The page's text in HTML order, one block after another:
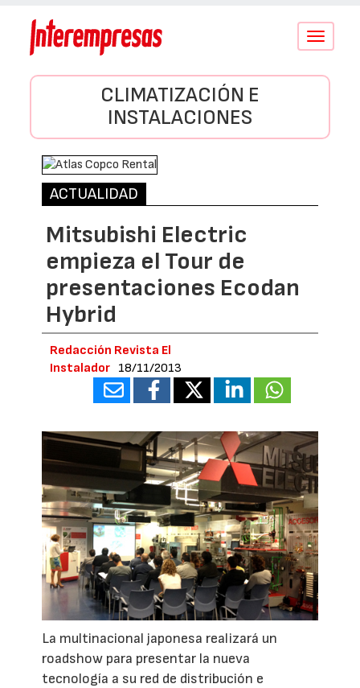
Conmutar
CLIMATIZACIÓN E
INSTALACIONES
ACTUALIDAD
Mitsubishi Electric
empieza el Tour de
presentaciones Ecodan
Hybrid
Redacción Revista El
Instalador 18/11/2013
La multinacional japonesa realizará un
roadshow para presentar la nueva
tecnología a su red de distribución e